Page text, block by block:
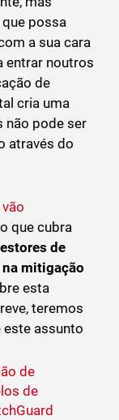
possa
a sua cara
entrar noutros
de
cria uma
não pode ser
através do
que cubra
de
mitigação
esta
teremos
este assunto
de
de